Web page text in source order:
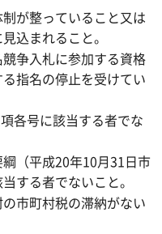
が整っていること又は
込まれること。
争入札に参加する資格
指名の停止を受けてい
各号に該当する者でな
（平成20年10月31日市
する者でないこと。
市町村税の滞納がない